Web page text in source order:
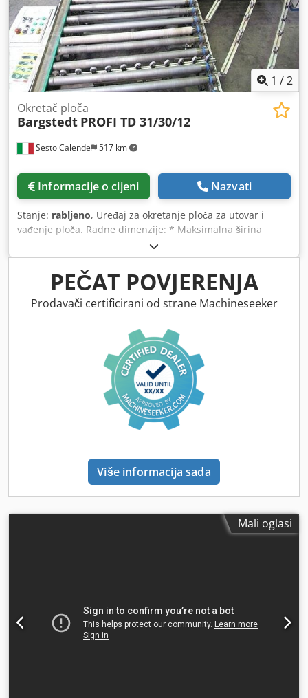
1 /2
Sesto Calende 517 km
Okretač ploča
Bargstedt PROFI TD 31/30/12
Informacije o cijeni Nazvati
Stanje: rabljeno, Uređaj za okretanje ploča za utovar i
vađenje ploča. Radne dimenzije: * Maksimalna širina
panela: 1300 mm. * Maksimalna duljina panela: 3200 mm.
* Sustav rotacije: dvostruki konus. * Smjer rotacije: od
uzdužnog prema poprečnom Cedorzhfljpfx Akvorf Ovaj se
uređaj često koristi u industriji obrade drva i namještaja
kako bi se olakšalo kretanje Ploče tijekom obrade. Ako
slobodno nas kontaktirajte!
PEČAT POVJERENJA
Prodavači certificirani od strane Machineseeker
Više informacija sada
Mali oglasi